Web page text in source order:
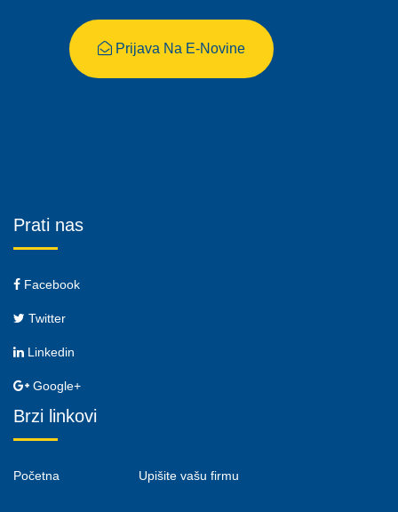
Prijava Na E-Novine
Prati nas
Facebook
Twitter
Linkedin
Google+
Brzi linkovi
Početna Upišite vašu firmu